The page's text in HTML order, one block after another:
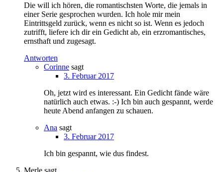
Die will ich hören, die romantischsten Worte, die jemals in
einer Serie gesprochen wurden. Ich hole mir mein
Eintrittsgeld zurück, wenn es nicht so ist. Wenn es jedoch
zutrifft, liefere ich dir ein Gedicht ab, ein erzromantisches,
ernsthaft und zugesagt.
Antworten
Corinne sagt
3. Februar 2017
Oh, jetzt wird es interessant. Ein Gedicht fände wäre
natürlich auch etwas. :-) Ich bin auch gespannt, werde
heute Abend anfangen zu schauen.
Ana sagt
3. Februar 2017
Ich bin gespannt, wie dus findest.
Merle sagt